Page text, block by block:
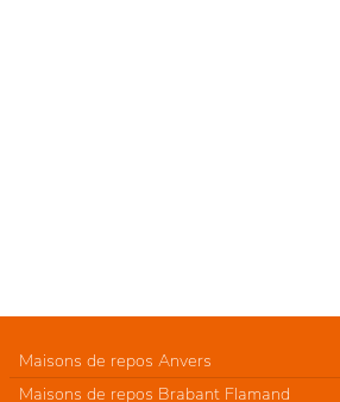
Maisons de repos Anvers
Maisons de repos Brabant Flamand